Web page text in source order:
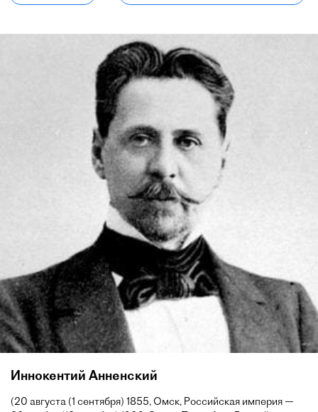
Иннокентий Анненский
(20 августа (1 сентября) 1855, Омск, Российская империя —